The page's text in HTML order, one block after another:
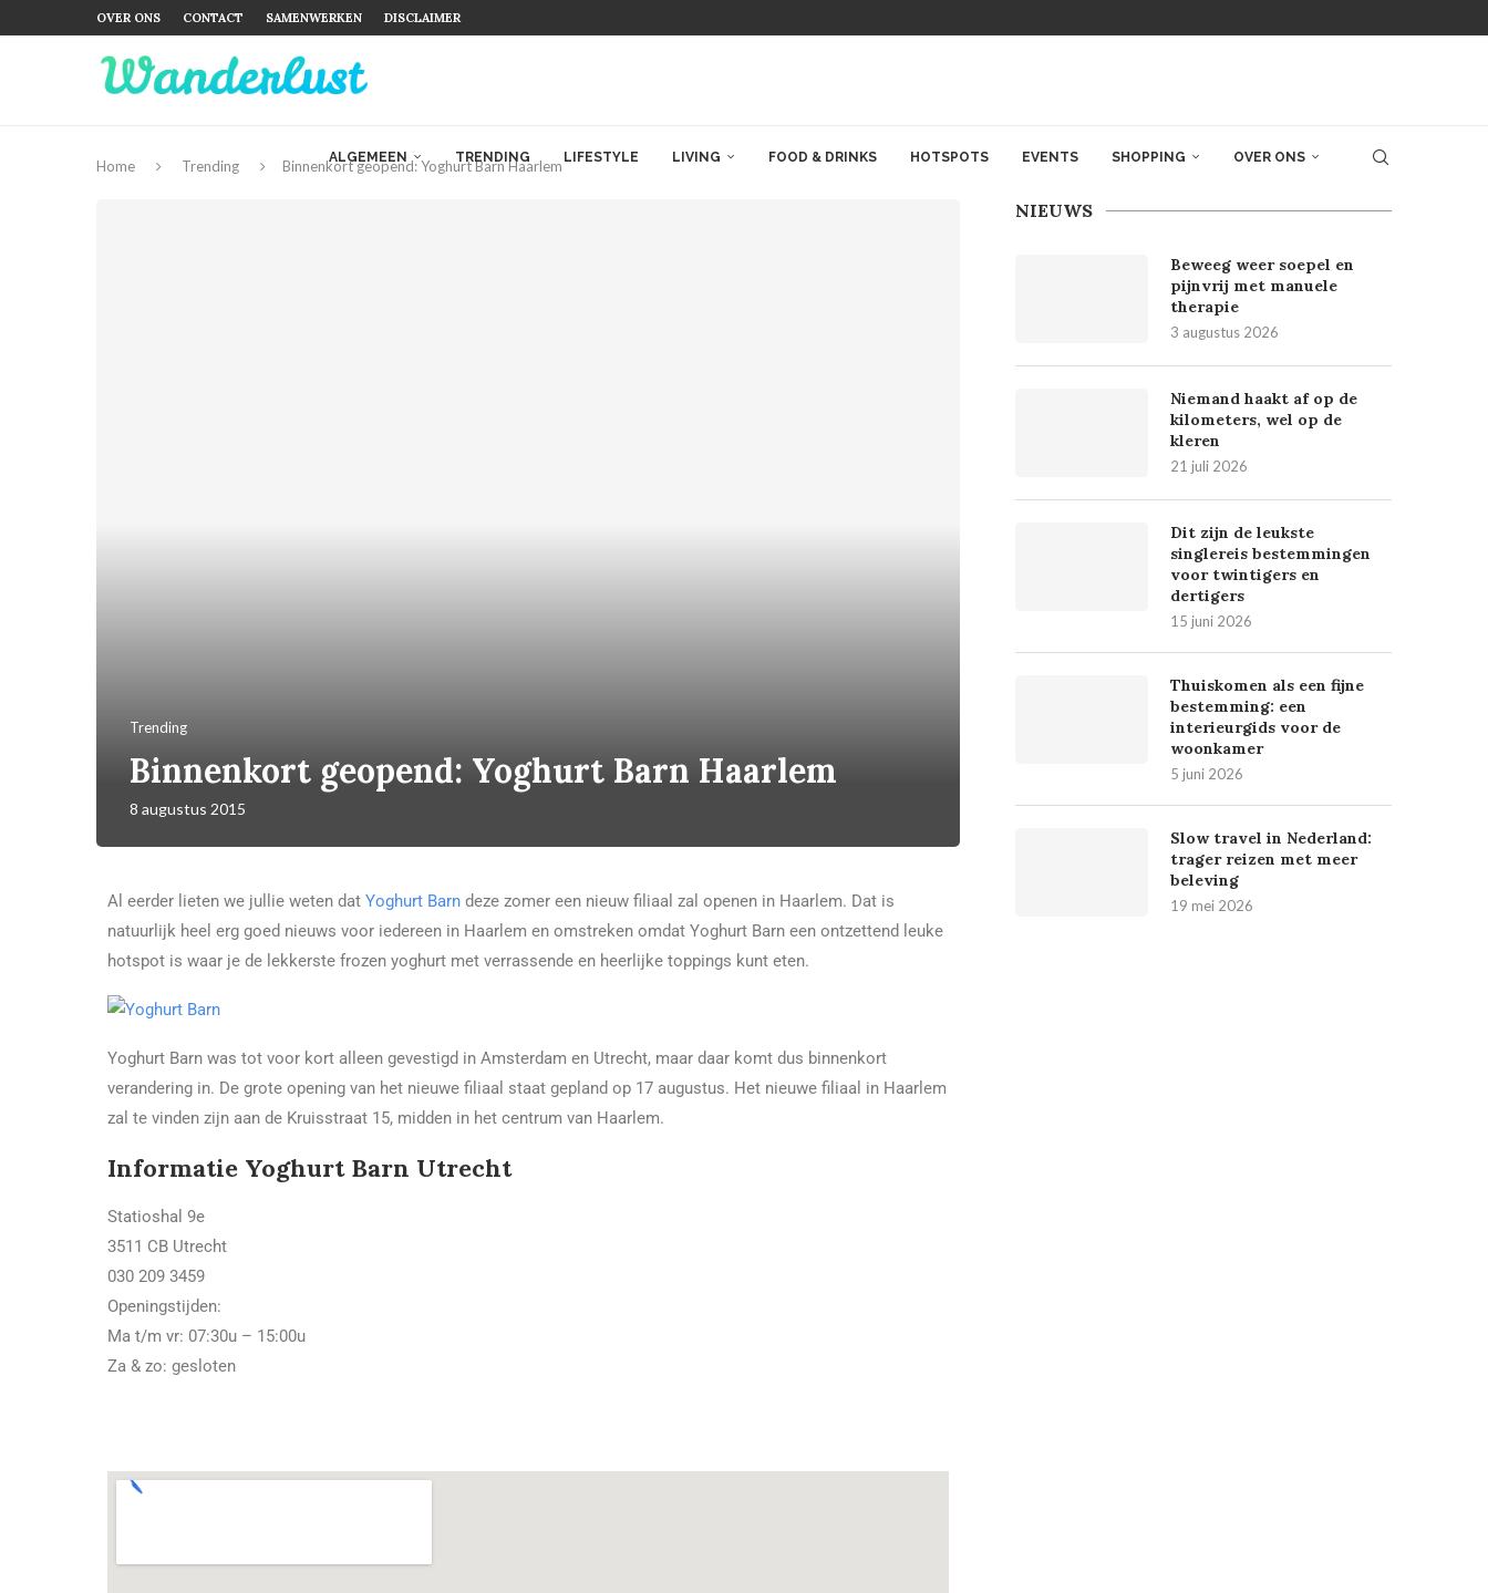
OVER ONS CONTACT SAMENWERKEN DISCLAIMER
ALGEMEEN TRENDING LIFESTYLE LIVING FOOD & DRINKS HOTSPOTS EVENTS SHOPPING OVER ONS
Home Trending Binnenkort geopend: Yoghurt Barn Haarlem
Trending
Binnenkort geopend: Yoghurt Barn Haarlem
8 augustus 2015
Al eerder lieten we jullie weten dat Yoghurt Barn deze zomer een nieuw filiaal zal openen in Haarlem. Dat is
natuurlijk heel erg goed nieuws voor iedereen in Haarlem en omstreken omdat Yoghurt Barn een ontzettend leuke
hotspot is waar je de lekkerste frozen yoghurt met verrassende en heerlijke toppings kunt eten.
Yoghurt Barn was tot voor kort alleen gevestigd in Amsterdam en Utrecht, maar daar komt dus binnenkort
verandering in. De grote opening van het nieuwe filiaal staat gepland op 17 augustus. Het nieuwe filiaal in Haarlem
zal te vinden zijn aan de Kruisstraat 15, midden in het centrum van Haarlem.
Informatie Yoghurt Barn Utrecht
Statioshal 9e
3511 CB Utrecht
030 209 3459
Openingstijden:
Ma t/m vr: 07:30u – 15:00u
Za & zo: gesloten
NIEUWS
Beweeg weer soepel en
pijnvrij met manuele
therapie
3 augustus 2026
Niemand haakt af op de
kilometers, wel op de
kleren
21 juli 2026
Dit zijn de leukste
singlereis bestemmingen
voor twintigers en
dertigers
15 juni 2026
Thuiskomen als een fijne
bestemming: een
interieurgids voor de
woonkamer
5 juni 2026
Slow travel in Nederland:
trager reizen met meer
beleving
19 mei 2026